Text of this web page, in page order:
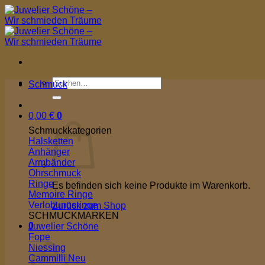
Zum
Inhalt
springen
Suchen
nach:
0,00 € 0
Es befinden sich keine Produkte im Warenkorb.
Zurück zum Shop
0
Warenkorb
Schmuck
Schmuckkategorien
Halsketten
Anhänger
Armbänder
Ohrschmuck
Ringe
Memoire Ringe
Verlobungsringe
SCHMUCKMARKEN
Juwelier Schöne
Fope
Niessing
Cammilli